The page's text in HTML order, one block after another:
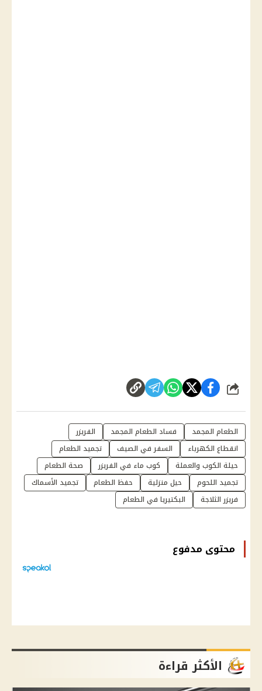
شارك
الطعام المجمد فساد الطعام المجمد
الفريزر
انقطاع الكهرباء
السفر في الصيف
تجميد الطعام
حيلة الكوب والعملة
كوب ماء في الفريزر
صحة الطعام
تجميد اللحوم
حيل منزلية حفظ الطعام
تجميد الأسماك
فريزر الثلاجة
البكتيريا في الطعام
محتوى مدفوع
الأكثر قراءة